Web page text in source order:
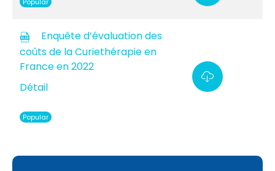
Popular
Enquête d’évaluation des
coûts de la Curiethérapie en
France en 2022
Détail
Popular